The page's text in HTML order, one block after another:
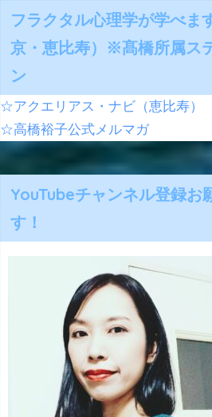
フラクタル心理学が学べま
京・恵比寿）※髙橋所属ス
ン
☆アクエリアス・ナビ（恵比寿）
☆高橋裕子公式メルマガ
YouTubeチャンネル登録お
す！